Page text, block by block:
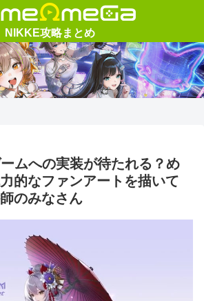
ームへの実装が待たれる？め
的なファンアートを描いて
のみなさん